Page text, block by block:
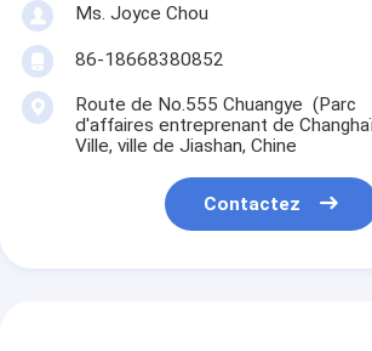
Ms. Joyce Chou
86-18668380852
Route de No.555 Chuangye (Parc
d'affaires entreprenant de
Ville, ville de Jiashan, Chine
Contactez